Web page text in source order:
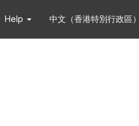
Help 中文（香港特別行政區）